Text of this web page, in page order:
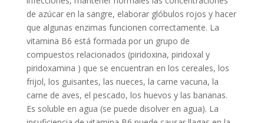
de azúcar en la sangre, elaborar glóbulos rojos y hacer
que algunas enzimas funcionen correctamente. La
vitamina B6 está formada por un grupo de
compuestos relacionados (piridoxina, piridoxal y
piridoxamina ) que se encuentran en los cereales, los
frijol, los guisantes, las nueces, la carne vacuna, la
carne de aves, el pescado, los huevos y las bananas.
Es soluble en agua (se puede disolver en agua). La